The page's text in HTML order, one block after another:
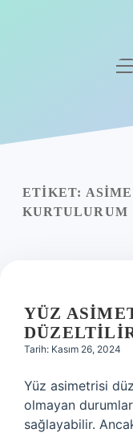
Yasal Uyarı
ETIKET:
KURTULURUM
YÜZ
Tarih: Kasım 26, 2024
Yüz asimetrisi
olmayan
sağlayabilir.